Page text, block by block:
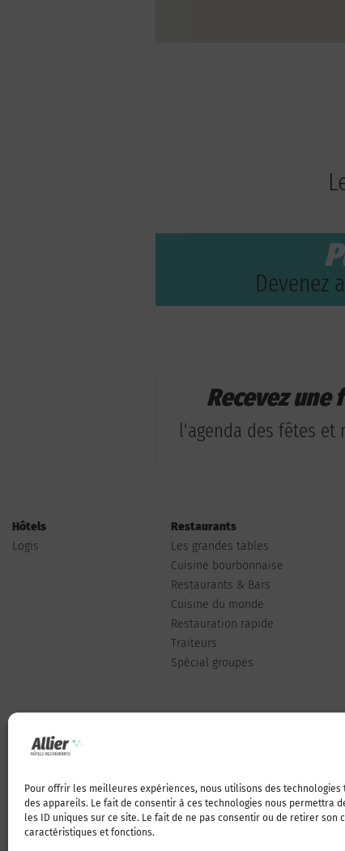
Pour offrir les meilleures expériences, nous utilisons des
des appareils. Le fait de consentir à ces technologies nous permettra
les ID uniques sur ce site. Le fait de ne pas consentir ou de retirer
caractéristiques et fonctions.
Devenez
Recevez une
l'agenda des fêtes
Hôtels
Logis
Restaurants
Les grandes tables
Cuisine bourbonnaise
Restaurants & Bars
Cuisine du monde
Restauration rapide
Traiteurs
Spécial groupes
Qui sommes-nous